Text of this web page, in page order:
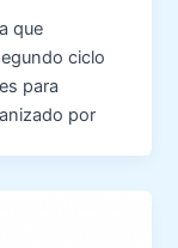
que
ciclo
para
por